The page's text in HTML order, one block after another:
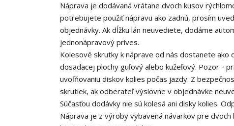
Náprava je dodávaná vrátane dvoch kusov
potrebujete použiť nápravu ako zadnú, prosím
objednávky. Ak dĺžku lán neuvediete, dodáme
jednonápravový príves.
Kolesové skrutky k náprave od nás dostanete
dosadacej plochy guľový alebo kužeľový. Pozor -
uvoľňovaniu diskov kolies počas jazdy. Z
skrutiek, ak odberateľ výslovne v objednávke
Súčasťou dodávky nie sú kolesá ani disky kolies.
Náprava je z výroby vybavená návarkov pre